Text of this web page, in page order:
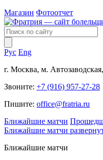
Магазин Фотоотчет
Рус Eng
г. Москва, м.
Звоните: +7 (916) 957-27-28
Пишите: office@fratria.ru
Ближайшие матчи
Ближайшие матчи
Ближайшие матчи